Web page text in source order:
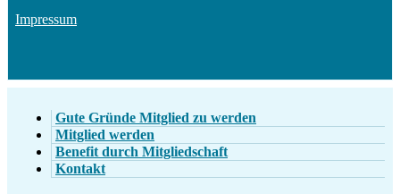
Impressum
Gute Gründe Mitglied zu werden
Mitglied werden
Benefit durch Mitgliedschaft
Kontakt